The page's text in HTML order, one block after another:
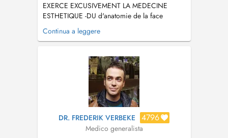
EXERCE EXCUSIVEMENT LA MEDECINE
ESTHETIQUE -DU d'anatomie de la face
appliqué aux techniques d'injections et de
volumétrie -DIU de Dermatologie Esthétique (
médicaux ( Paris Descartes ) -Technique PRP -
Techniques de lifting et restauration de l'o...
Continua a leggere
DR. FREDERIK VERBEKE 4796
Medico generalista